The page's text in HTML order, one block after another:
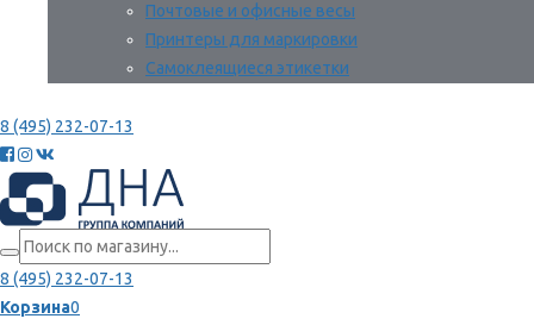
Почтовые и офисные весы
Принтеры для маркировки
Самоклеящиеся этикетки
8 (495) 232-07-13
8 (495) 232-07-13
Корзина0